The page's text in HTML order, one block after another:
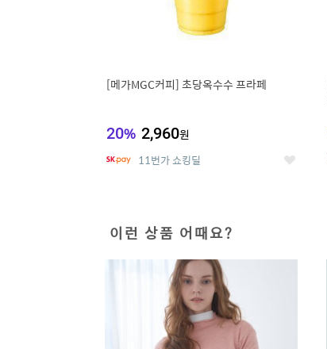
[메가MGC커피] 초당옥수수 프라페
20% 2,960원
11번가 쇼킹딜 좋
이런 상품 어때요?